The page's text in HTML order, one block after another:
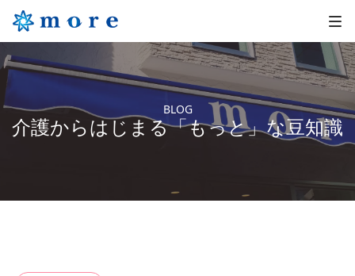
BLOG
介護からはじまる「もっと」な豆知識